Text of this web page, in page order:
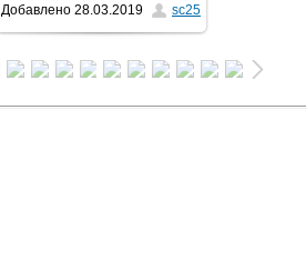
1024x768/ 236.0Kb
Добавлено 28.03.2019 sc25